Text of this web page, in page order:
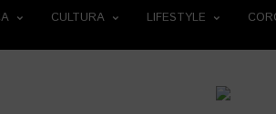
CULTURA LIFESTYLE